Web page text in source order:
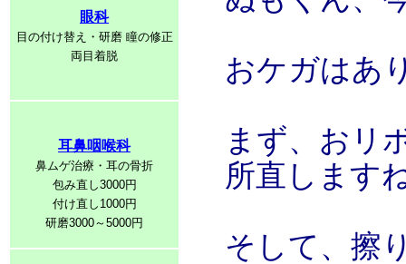
眼科
目の付け替え・研磨 瞳の修正
両目着脱
耳鼻咽喉科
鼻ムゲ治療・耳の骨折
包み直し3000円
付け直し1000円
研磨3000～5000円
おケガはあ
まず、おリ
所直します
そして、擦